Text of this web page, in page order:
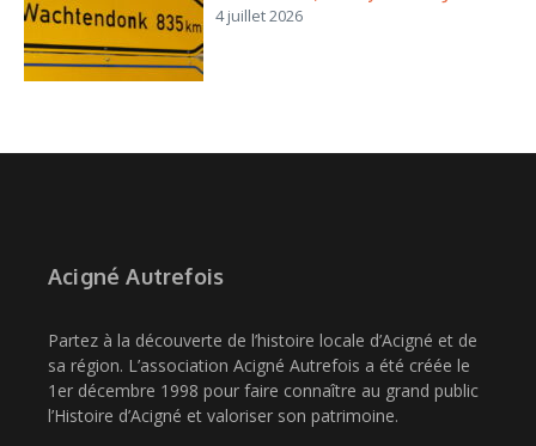
4 juillet 2026
Acigné Autrefois
Partez à la découverte de l’histoire locale d’Acigné et de
sa région. L’association Acigné Autrefois a été créée le
1er décembre 1998 pour faire connaître au grand public
l’Histoire d’Acigné et valoriser son patrimoine.